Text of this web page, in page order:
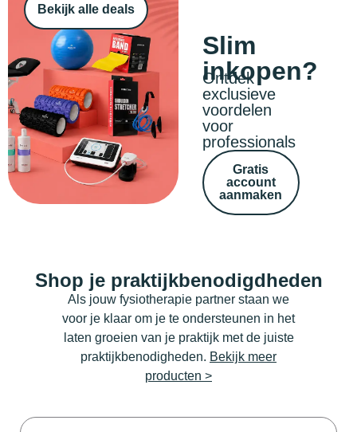
Bekijk alle deals
Slim
inkopen?
Ontdek
exclusieve
voordelen
voor
professionals
Gratis
account
aanmaken
Shop je praktijkbenodigdheden
Als jouw fysiotherapie partner staan we
voor je klaar om je te ondersteunen in het
laten groeien van je praktijk met de juiste
praktijkbenodigheden. Bekijk meer
producten >